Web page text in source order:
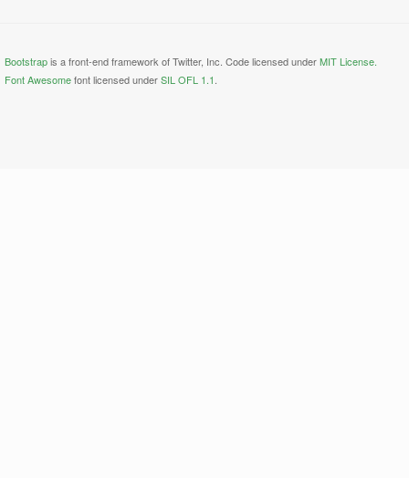
Bootstrapis a front-end framework of Twitter, Inc. Code licensed underMIT License.
Font Awesomefont licensed underSIL OFL 1.1